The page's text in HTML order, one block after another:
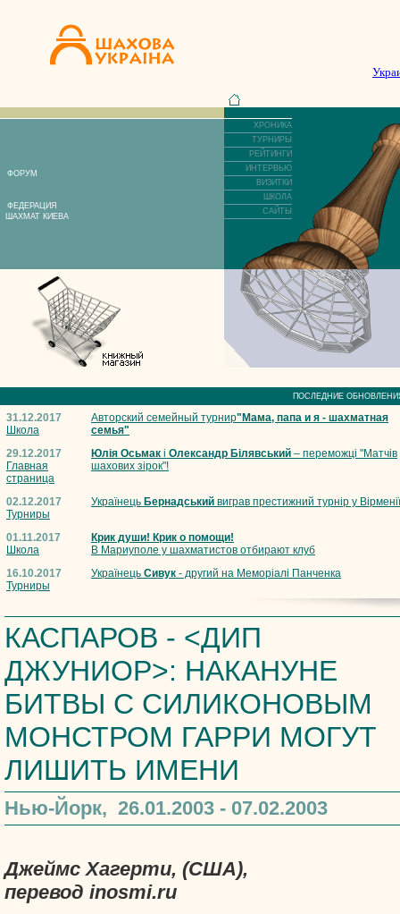
ФОРУМ
ФЕДЕРАЦИЯ
ШАХМАТ КИЕВА
ХРОНИКА
ТУРНИРЫ
РЕЙТИНГИ
ИНТЕРВЬЮ
ВИЗИТКИ
ШКОЛА
САЙТЫ
ПОСЛЕДНИЕ
31.12.2017
Школа
Авторский семейный турнир"Мама, папа и я - шахматная
семья"
29.12.2017
Главная
страница
Юлія Осьмак і Олександр Білявський – переможці "Матчів
шахових зірок"!
02.12.2017
Турниры
Українець Бернадський виграв престижний турнір у Вірменії
01.11.2017
Школа
Крик души! Крик о помощи!
В Мариуполе у шахматистов отбирают клуб
16.10.2017
Турниры
Українець Сивук - другий на Меморіалі Панченка
КАСПАРОВ - <ДИП
ДЖУНИОР>: НАКАНУНЕ
БИТВЫ С СИЛИКОНОВЫМ
МОНСТРОМ ГАРРИ МОГУТ
ЛИШИТЬ ИМЕНИ
Нью-Йорк, 26.01.2003 - 07.02.2003
Джеймс Хагерти, (США),
перевод inosmi.ru